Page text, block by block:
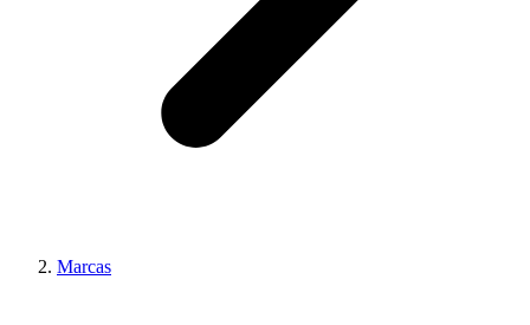
Marcas